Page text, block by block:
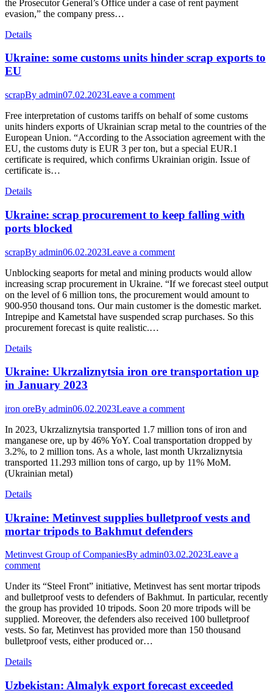
the Prosecutor General’s Office under a case of rent payment
evasion,” the company press…
Details
Ukraine: some customs units hinder scrap exports to
EU
scrapBy admin07.02.2023Leave a comment
Free interpretation of customs tariffs on behalf of some customs
units hinders exports of Ukrainian scrap metal to the countries of the
European Union. “According to the Association agreement with the
EU, the customs duty is EUR 3 per ton, but a special EUR.1
certificate is required, which confirms Ukrainian origin. Issue of
certificate is…
Details
Ukraine: scrap procurement to keep falling with
ports blocked
scrapBy admin06.02.2023Leave a comment
Unblocking seaports for metal and mining products would allow
increasing scrap procurement in Ukraine. “If we forecast steel output
on the level of 6 million tons, the procurement would amount to
900-950 thousand tons. Our main customer is the domestic market.
Intrepipe and Kametstal have suspended scrap purchases. So this
procurement forecast is quite realistic.…
Details
Ukraine: Ukrzaliznytsia iron ore transportation up
in January 2023
iron oreBy admin06.02.2023Leave a comment
In 2023, Ukrzaliznytsia transported 1.7 million tons of iron and
manganese ore, up by 46% YoY. Coal transportation dropped by
3.2%, to 2 million tons. As a whole, last month Ukrzaliznytsia
transported 11.293 million tons of cargo, up by 11% MoM.
(Ukrainian metal)
Details
Ukraine: Metinvest supplies bulletproof vests and
mortar tripods to Bakhmut defenders
Metinvest Group of CompaniesBy admin03.02.2023Leave a
comment
Under its “Steel Front” initiative, Metinvest has sent mortar tripods
and bulletproof vests to defenders of Bakhmut. In particular, recently
the group has provided 10 tripods. Soon 20 more tripods will be
supplied. Moreover, the defenders also received 100 bulletproof
vests. So far, Metinvest has provided more than 150 thousand
bulletproof vests, either produced or…
Details
Uzbekistan: Almalyk export forecast exceeded